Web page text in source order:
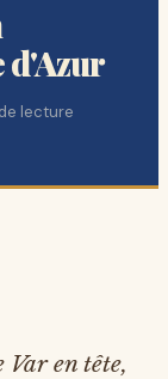
d'Azur
lecture
en tête,